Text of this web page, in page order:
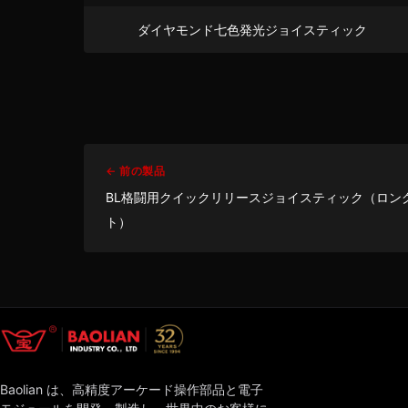
ダイヤモンド七色発光ジョイスティック
← 前の製品
BL格闘用クイックリリースジョイスティック（ロ
ト）
Baolian は、高精度アーケード操作部品と電子